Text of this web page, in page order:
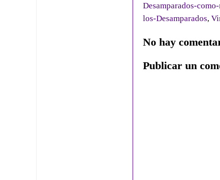
Desamparados-
los-Desamparados,
No hay
Publicar un